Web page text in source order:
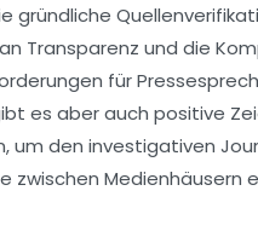
gründliche
Transparenz und die
für
es aber auch positive
um den investigativen
zwischen Medienhäusern